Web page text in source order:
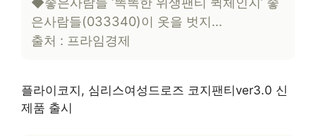
은사람들(033340)이 옷을 벗지…
출처 : 프라임경제
플라이코지, 심리스여성드로즈 코지팬티ver3.0 신
제품 출시